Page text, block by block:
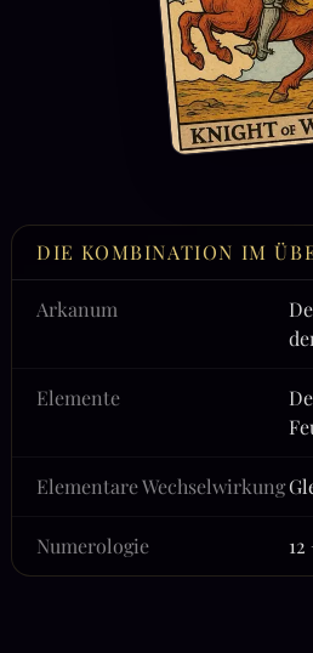
DIE KOMBINATION IM
Arkanum
Elemente
Elementare Wechselwirkung
Numerologie